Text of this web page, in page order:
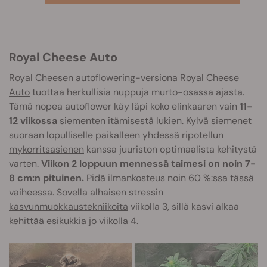
Royal Cheese Auto
Royal Cheesen autoflowering-versiona Royal Cheese
Autotuottaa herkullisia nuppuja murto-osassa ajasta.
Tämä nopea autoflower käy läpi koko elinkaaren vain 11-
12 viikossa siementen itämisestä lukien. Kylvä siemenet
suoraan lopulliselle paikalleen yhdessä ripotellun
mykorritsasienen kanssa juuriston optimaalista kehitystä
varten.Viikon 2 loppuun mennessä taimesi on noin 7-
8 cm:n pituinen. Pidä ilmankosteus noin 60 %:ssa tässä
vaiheessa. Sovella alhaisen stressin
kasvunmuokkaustekniikoita viikolla 3, sillä kasvi alkaa
kehittää esikukkia jo viikolla 4.